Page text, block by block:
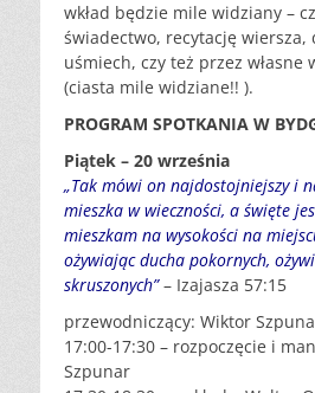
wkład będzie mile widziany –
świadectwo, recytację wiersza,
uśmiech, czy też przez własne
(ciasta mile widziane!! ).
PROGRAM SPOTKANIA W
Piątek – 20 września
„Tak mówi on najdostojniejszy i
mieszka w wieczności, a święte
mieszkam na wysokości na
ożywiając ducha pokornych,
skruszonych”– Izajasza 57:15
przewodniczący: Wiktor
17:00-17:30 – rozpoczęcie i
Szpunar